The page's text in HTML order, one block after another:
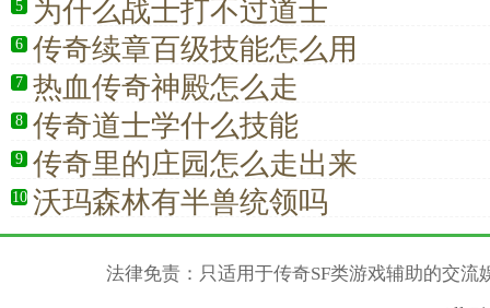
5 为什么战士打不过道士
6 传奇续章百级技能怎么用
7 热血传奇神殿怎么走
8 传奇道士学什么技能
9 传奇里的庄园怎么走出来
10 沃玛森林有半兽统领吗
法律免责：只适用于传奇SF类游戏辅助的交